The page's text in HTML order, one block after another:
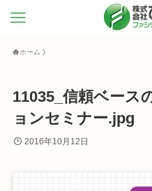
ホーム
11035_信頼ベース
ョンセミナー.jpg
2016年10月12日